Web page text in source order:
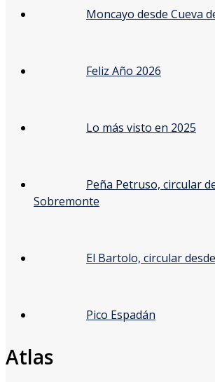
Moncayo desde Cueva
Feliz Año 2026
Lo más visto en 2025
Peña Petruso, circular
Sobremonte
El Bartolo, circular
Pico Espadán
Atlas